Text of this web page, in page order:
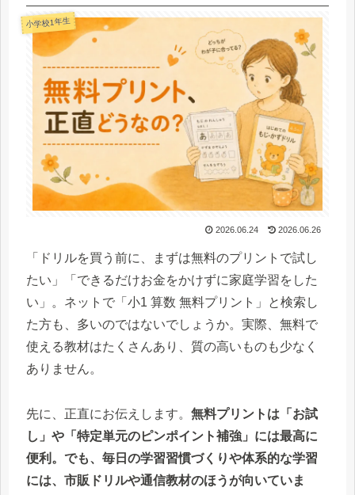
小学校1年生
2026.06.24 2026.06.26
「ドリルを買う前に、まずは無料のプリントで試し
たい」「できるだけお金をかけずに家庭学習をした
い」。ネットで「小1 算数 無料プリント」と検索し
た方も、多いのではないでしょうか。実際、無料で
使える教材はたくさんあり、質の高いものも少なく
ありません。
先に、正直にお伝えします。 無料プリントは「お試
し」や「特定単元のピンポイント補強」には最高に
便利。でも、毎日の学習習慣づくりや体系的な学習
には、市販ドリルや通信教材のほうが向いていま